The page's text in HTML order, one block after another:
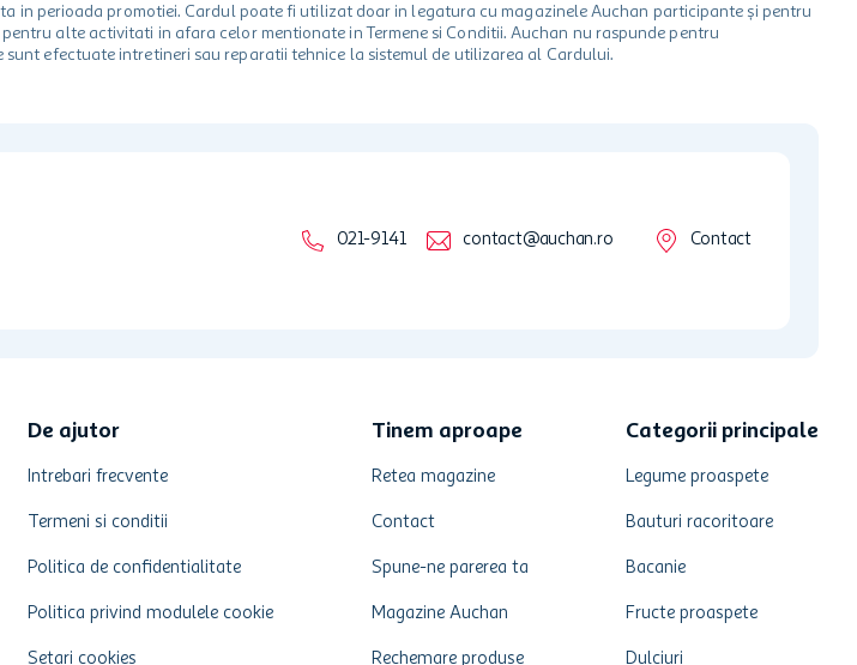
in perioada promotiei. Cardul poate fi utilizat doar in legatura cu magazinele Auchan participante și pentru
alte activitati in afara celor mentionate in Termene si Conditii. Auchan nu raspunde pentru
efectuate intretineri sau reparatii tehnice la sistemul de utilizarea al Cardului.
021-9141 contact@auchan.ro Contact
De ajutor
Intrebari frecvente
Termeni si conditii
Politica de confidentialitate
Politica privind modulele cookie
Setari cookies
Tinem aproape
Retea magazine
Contact
Spune-ne parerea ta
Magazine Auchan
Rechemare produse
Categorii principale
Legume proaspete
Bauturi racoritoare
Bacanie
Fructe proaspete
Dulciuri